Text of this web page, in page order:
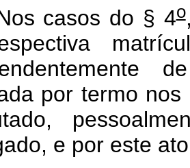
casos do § 4o
por termo
e por este